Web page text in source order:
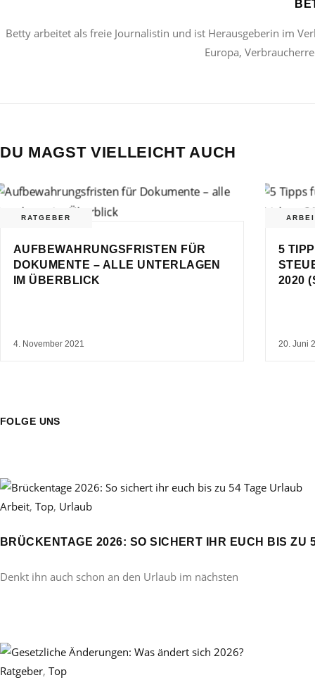
Betty arbeitet als freie Journalistin und ist Herausgeberin im
Europa,
DU MAGST VIELLEICHT AUCH
RATGEBER
AUFBEWAHRUNGSFRISTEN FÜR
DOKUMENTE – ALLE UNTERLAGEN
IM ÜBERBLICK
4. November 2021
5
2020
20. Juni
FOLGE UNS
Arbeit, Top, Urlaub
BRÜCKENTAGE 2026: SO SICHERT IHR EUCH BIS ZU
Denkt ihn auch schon an den Urlaub im nächsten
Ratgeber, Top